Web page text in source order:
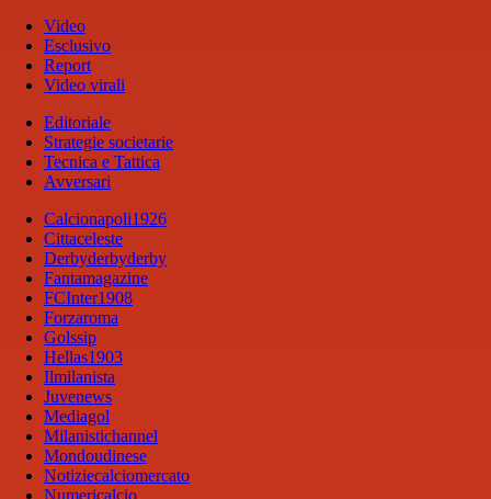
Video
Esclusivo
Report
Video virali
Editoriale
Strategie societarie
Tecnica e Tattica
Avversari
Calcionapoli1926
Cittaceleste
Derbyderbyderby
Fantamagazine
FCInter1908
Forzaroma
Golssip
Hellas1903
Ilmilanista
Juvenews
Mediagol
Milanistichannel
Mondoudinese
Notiziecalciomercato